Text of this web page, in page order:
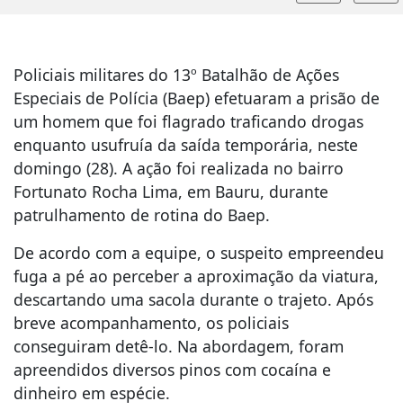
Policiais militares do 13º Batalhão de Ações
Especiais de Polícia (Baep) efetuaram a prisão de
um homem que foi flagrado traficando drogas
enquanto usufruía da saída temporária, neste
domingo (28). A ação foi realizada no bairro
Fortunato Rocha Lima, em Bauru, durante
patrulhamento de rotina do Baep.
De acordo com a equipe, o suspeito empreendeu
fuga a pé ao perceber a aproximação da viatura,
descartando uma sacola durante o trajeto. Após
breve acompanhamento, os policiais
conseguiram detê-lo. Na abordagem, foram
apreendidos diversos pinos com cocaína e
dinheiro em espécie.